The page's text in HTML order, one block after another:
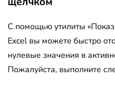
С помощью утилиты
Excel вы можете быстро
нулевые значения в
Пожалуйста, выполните